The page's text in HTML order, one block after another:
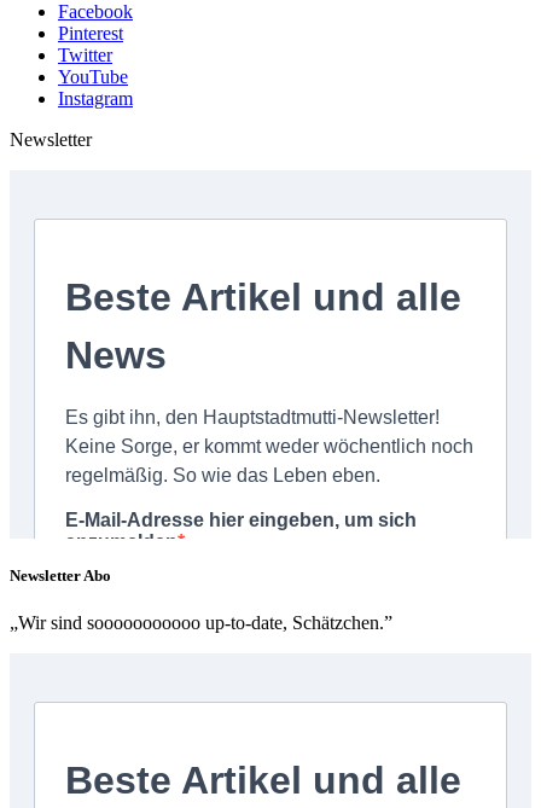
Facebook
Pinterest
Twitter
YouTube
Instagram
Newsletter
Newsletter Abo
„Wir sind sooooooooooo up-to-date, Schätzchen.”